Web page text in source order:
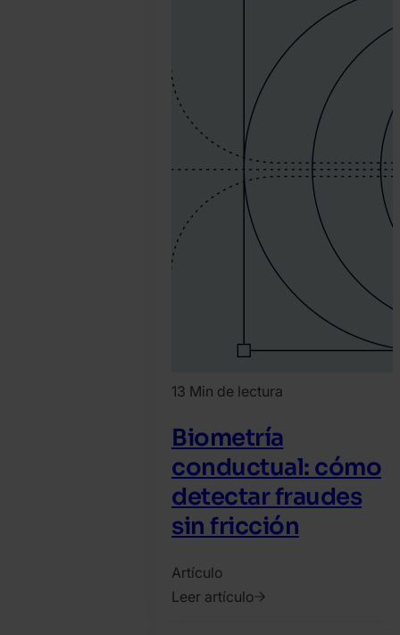
13 Min de lectura
Biometría
conductual: cómo
detectar fraudes
sin fricción
Artículo
Leer artículo